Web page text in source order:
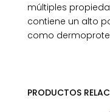
múltiples
contiene un alto
como
PRODUCTOS